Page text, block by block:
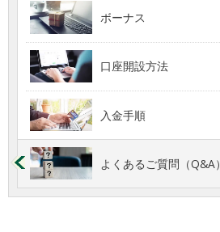
ボーナス
口座開設方法
入金手順
よくあるご質問（Q&A）